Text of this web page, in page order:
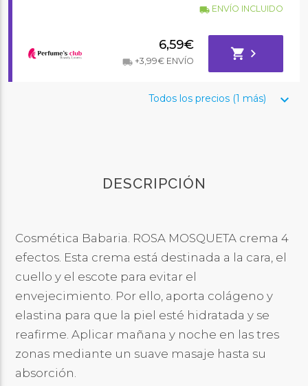
local_shippingENVÍO INCLUIDO
6,59€
local_shipping+3,99€ ENVÍO shopping_cart chevron_right
keyboard_arrow_down
Todos los precios (1 más)
DESCRIPCIÓN
Cosmética Babaria. ROSA MOSQUETA crema 4
efectos. Esta crema está destinada a la cara, el
cuello y el escote para evitar el
envejecimiento. Por ello, aporta colágeno y
elastina para que la piel esté hidratada y se
reafirme. Aplicar mañana y noche en las tres
zonas mediante un suave masaje hasta su
absorción.